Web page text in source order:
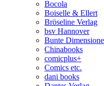
Bocola
Boiselle & Ellert
Bröseline Verlag
bsv Hannover
Bunte
Chinabooks
comicplus+
Comics etc.
dani books